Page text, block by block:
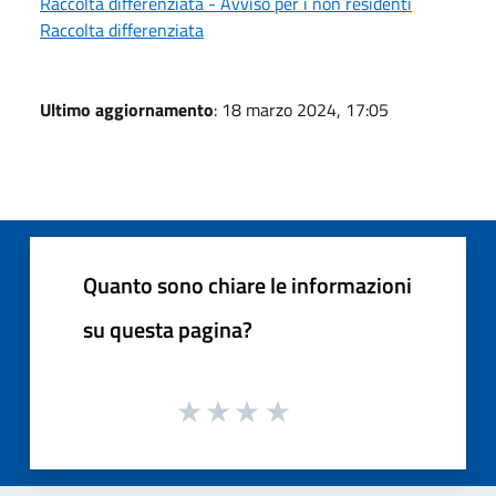
Raccolta differenziata
Ultimo aggiornamento: 18 marzo 2024, 17:05
Quanto sono chiare le informazioni
su questa pagina?